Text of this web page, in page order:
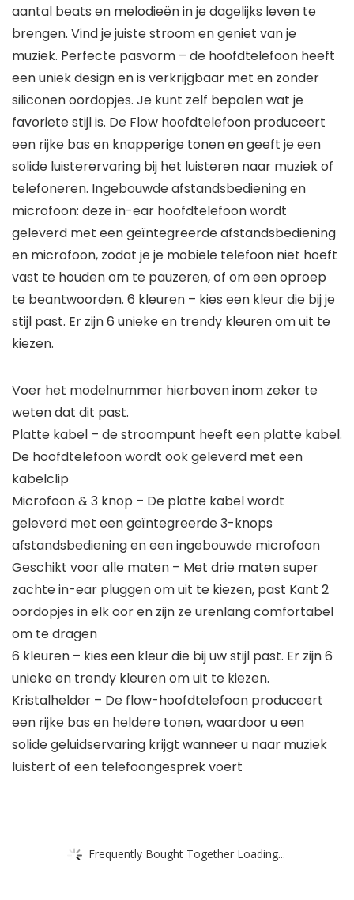
aantal beats en melodieën in je dagelijks leven te
brengen. Vind je juiste stroom en geniet van je
muziek. Perfecte pasvorm – de hoofdtelefoon heeft
een uniek design en is verkrijgbaar met en zonder
siliconen oordopjes. Je kunt zelf bepalen wat je
favoriete stijl is. De Flow hoofdtelefoon produceert
een rijke bas en knapperige tonen en geeft je een
solide luisterervaring bij het luisteren naar muziek of
telefoneren. Ingebouwde afstandsbediening en
microfoon: deze in-ear hoofdtelefoon wordt
geleverd met een geïntegreerde afstandsbediening
en microfoon, zodat je je mobiele telefoon niet hoeft
vast te houden om te pauzeren, of om een oproep
te beantwoorden. 6 kleuren – kies een kleur die bij je
stijl past. Er zijn 6 unieke en trendy kleuren om uit te
kiezen.
Voer het modelnummer hierboven inom zeker te
weten dat dit past.
Platte kabel – de stroompunt heeft een platte kabel.
De hoofdtelefoon wordt ook geleverd met een
kabelclip
Microfoon & 3 knop – De platte kabel wordt
geleverd met een geïntegreerde 3-knops
afstandsbediening en een ingebouwde microfoon
Geschikt voor alle maten – Met drie maten super
zachte in-ear pluggen om uit te kiezen, past Kant 2
oordopjes in elk oor en zijn ze urenlang comfortabel
om te dragen
6 kleuren – kies een kleur die bij uw stijl past. Er zijn 6
unieke en trendy kleuren om uit te kiezen.
Kristalhelder – De flow-hoofdtelefoon produceert
een rijke bas en heldere tonen, waardoor u een
solide geluidservaring krijgt wanneer u naar muziek
luistert of een telefoongesprek voert
Frequently Bought Together Loading...